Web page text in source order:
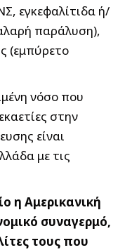
εγκεφαλίτιδα ή/
παράλυση),
(εμπύρετο
νόσο που
στην
είναι
με τις
η Αμερικανική
συναγερμό,
τους που